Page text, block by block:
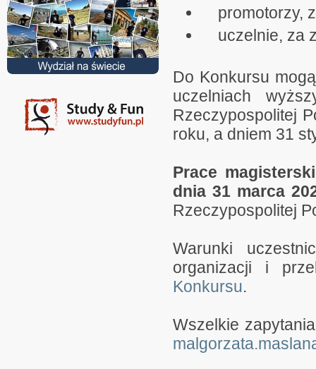
promotorzy,
uczelnie, za
Do Konkursu
uczelniach
Rzeczypospolitej
roku, a dniem 31
Prace
dnia 31 marca
Rzeczypospolitej
Warunki
organizacji i
Konkursu.
Wszelkie